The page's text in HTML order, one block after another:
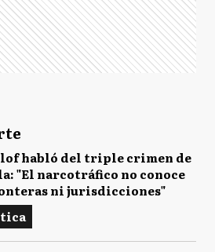
habló del triple crimen de
"El narcotráfico no conoce
ni jurisdicciones"